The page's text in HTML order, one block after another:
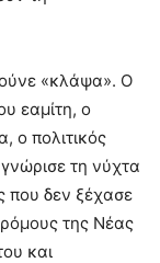
«κλάψα». Ο
εαμίτη, ο
ο πολιτικός
τη νύχτα
που δεν ξέχασε
της Νέας
και